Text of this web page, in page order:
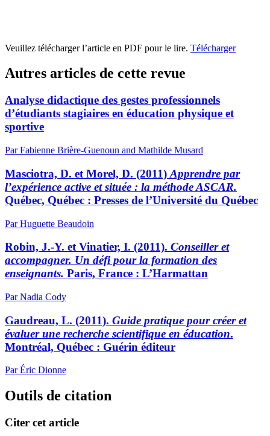
Veuillez télécharger l’article en PDF pour le lire. Télécharger
Autres articles de cette revue
Analyse didactique des gestes professionnels
d’étudiants stagiaires en éducation physique et
sportive
Par Fabienne Brière-Guenoun and Mathilde Musard
Masciotra, D. et Morel, D. (2011) Apprendre par
l’expérience active et située : la méthode ASCAR.
Québec, Québec : Presses de l’Université du Québec
Par Huguette Beaudoin
Robin, J.-Y. et Vinatier, I. (2011). Conseiller et
accompagner. Un défi pour la formation des
enseignants. Paris, France : L’Harmattan
Par Nadia Cody
Gaudreau, L. (2011). Guide pratique pour créer et
évaluer une recherche scientifique en éducation.
Montréal, Québec : Guérin éditeur
Par Éric Dionne
Outils de citation
Citer cet article